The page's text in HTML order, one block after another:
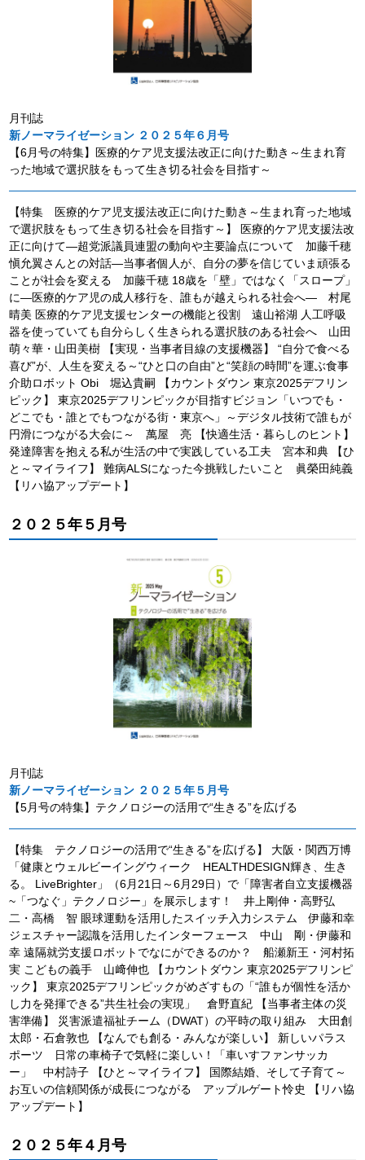
月刊誌
新ノーマライゼーション ２０２５年６月号
【6月号の特集】医療的ケア児支援法改正に向けた動き～生まれ育
った地域で選択肢をもって生き切る社会を目指す～
【特集 医療的ケア児支援法改正に向けた動き～生まれ育った地域
で選択肢をもって生き切る社会を目指す～】 医療的ケア児支援法改
正に向けて―超党派議員連盟の動向や主要論点について 加藤千穂
愼允翼さんとの対話―当事者個人が、自分の夢を信じていま頑張る
ことが社会を変える 加藤千穂 18歳を「壁」ではなく「スロープ」
に―医療的ケア児の成人移行を、誰もが越えられる社会へ― 村尾
晴美 医療的ケア児支援センターの機能と役割 遠山裕湖 人工呼吸
器を使っていても自分らしく生きられる選択肢のある社会へ 山田
萌々華・山田美樹 【実現・当事者目線の支援機器】 “自分で食べる
喜び”が、人生を変える～“ひと口の自由”と“笑顔の時間”を運ぶ食事
介助ロボット Obi 堀込貴嗣 【カウントダウン 東京2025デフリン
ピック】 東京2025デフリンピックが目指すビジョン「いつでも・
どこでも・誰とでもつながる街・東京へ」～デジタル技術で誰もが
円滑につながる大会に～ 萬屋 亮 【快適生活・暮らしのヒント】
発達障害を抱える私が生活の中で実践している工夫 宮本和典 【ひ
と～マイライフ】 難病ALSになった今挑戦したいこと 眞榮田純義
【リハ協アップデート】
２０２５年５月号
月刊誌
新ノーマライゼーション ２０２５年５月号
【5月号の特集】テクノロジーの活用で“生きる”を広げる
【特集 テクノロジーの活用で“生きる”を広げる】 大阪・関西万博
「健康とウェルビーイングウィーク HEALTHDESIGN輝き、生き
る。 LiveBrighter」（6月21日～6月29日）で「障害者自立支援機器
~「つなぐ」テクノロジー」を展示します！ 井上剛伸・高野弘
二・高橋 智 眼球運動を活用したスイッチ入力システム 伊藤和幸
ジェスチャー認識を活用したインターフェース 中山 剛・伊藤和
幸 遠隔就労支援ロボットでなにができるのか？ 船瀬新王・河村拓
実 こどもの義手 山﨑伸也 【カウントダウン 東京2025デフリンピ
ック】 東京2025デフリンピックがめざすもの「“誰もが個性を活か
し力を発揮できる”共生社会の実現」 倉野直紀 【当事者主体の災
害準備】 災害派遣福祉チーム（DWAT）の平時の取り組み 大田創
太郎・石倉敦也 【なんでも創る・みんなが楽しい】 新しいパラス
ポーツ 日常の車椅子で気軽に楽しい！「車いすファンサッカ
ー」 中村詩子 【ひと～マイライフ】 国際結婚、そして子育て～
お互いの信頼関係が成長につながる アップルゲート怜史 【リハ協
アップデート】
２０２５年４月号